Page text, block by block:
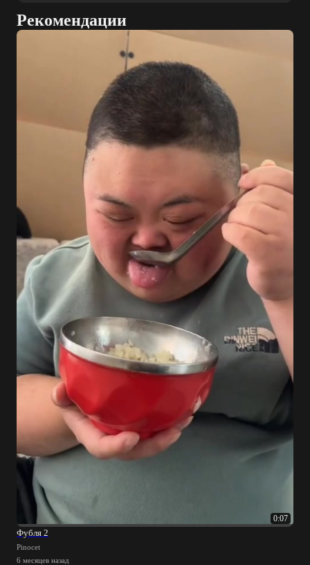
Рекомендации
0:07
Фубля 2
Pinocet
6 месяцев назад